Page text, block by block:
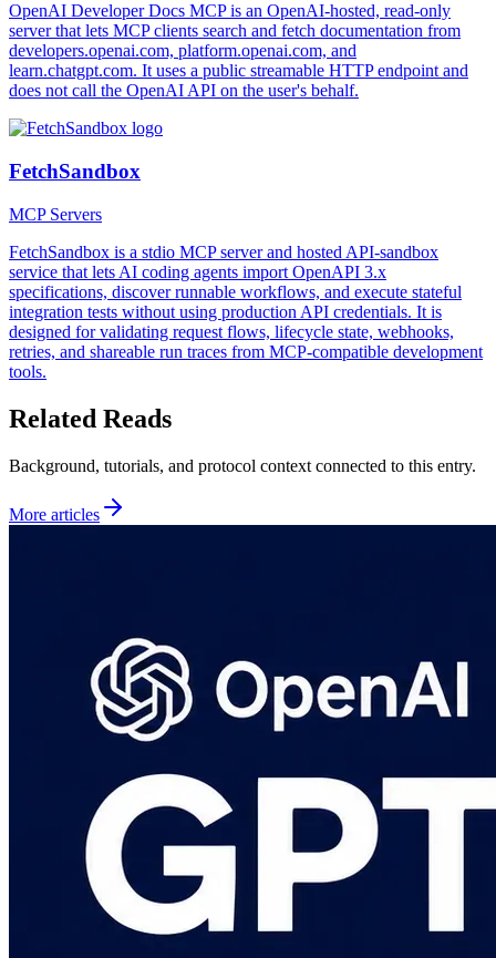
OpenAI Developer Docs MCP is an OpenAI-hosted, read-only
server that lets MCP clients search and fetch documentation from
developers.openai.com, platform.openai.com, and
learn.chatgpt.com. It uses a public streamable HTTP endpoint and
does not call the OpenAI API on the user's behalf.
FetchSandbox
MCP Servers
FetchSandbox is a stdio MCP server and hosted API-sandbox
service that lets AI coding agents import OpenAPI 3.x
specifications, discover runnable workflows, and execute stateful
integration tests without using production API credentials. It is
designed for validating request flows, lifecycle state, webhooks,
retries, and shareable run traces from MCP-compatible development
tools.
Related Reads
Background, tutorials, and protocol context connected to this entry.
More articles